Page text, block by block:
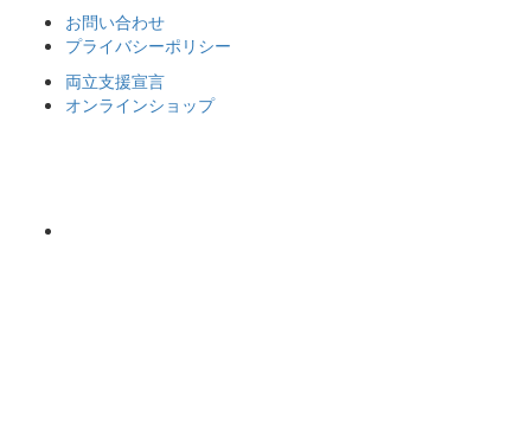
お問い合わせ
プライバシーポリシー
両立支援宣言
オンラインショップ